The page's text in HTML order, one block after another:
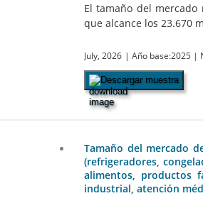
El tamaño del
que alcance los 23.670
July, 2026 | Año base:2025 |
Descargar muestra
Tamaño del mercado
(refrigeradores,
alimentos, productos
industrial, atención